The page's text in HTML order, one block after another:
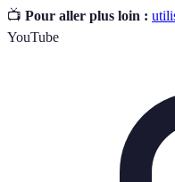
📺 Pour aller plus loin :
YouTube